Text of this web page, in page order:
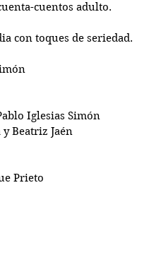
cuentos adulto.
con toques de seriedad.
Iglesias Simón
Beatriz Jaén
Prieto